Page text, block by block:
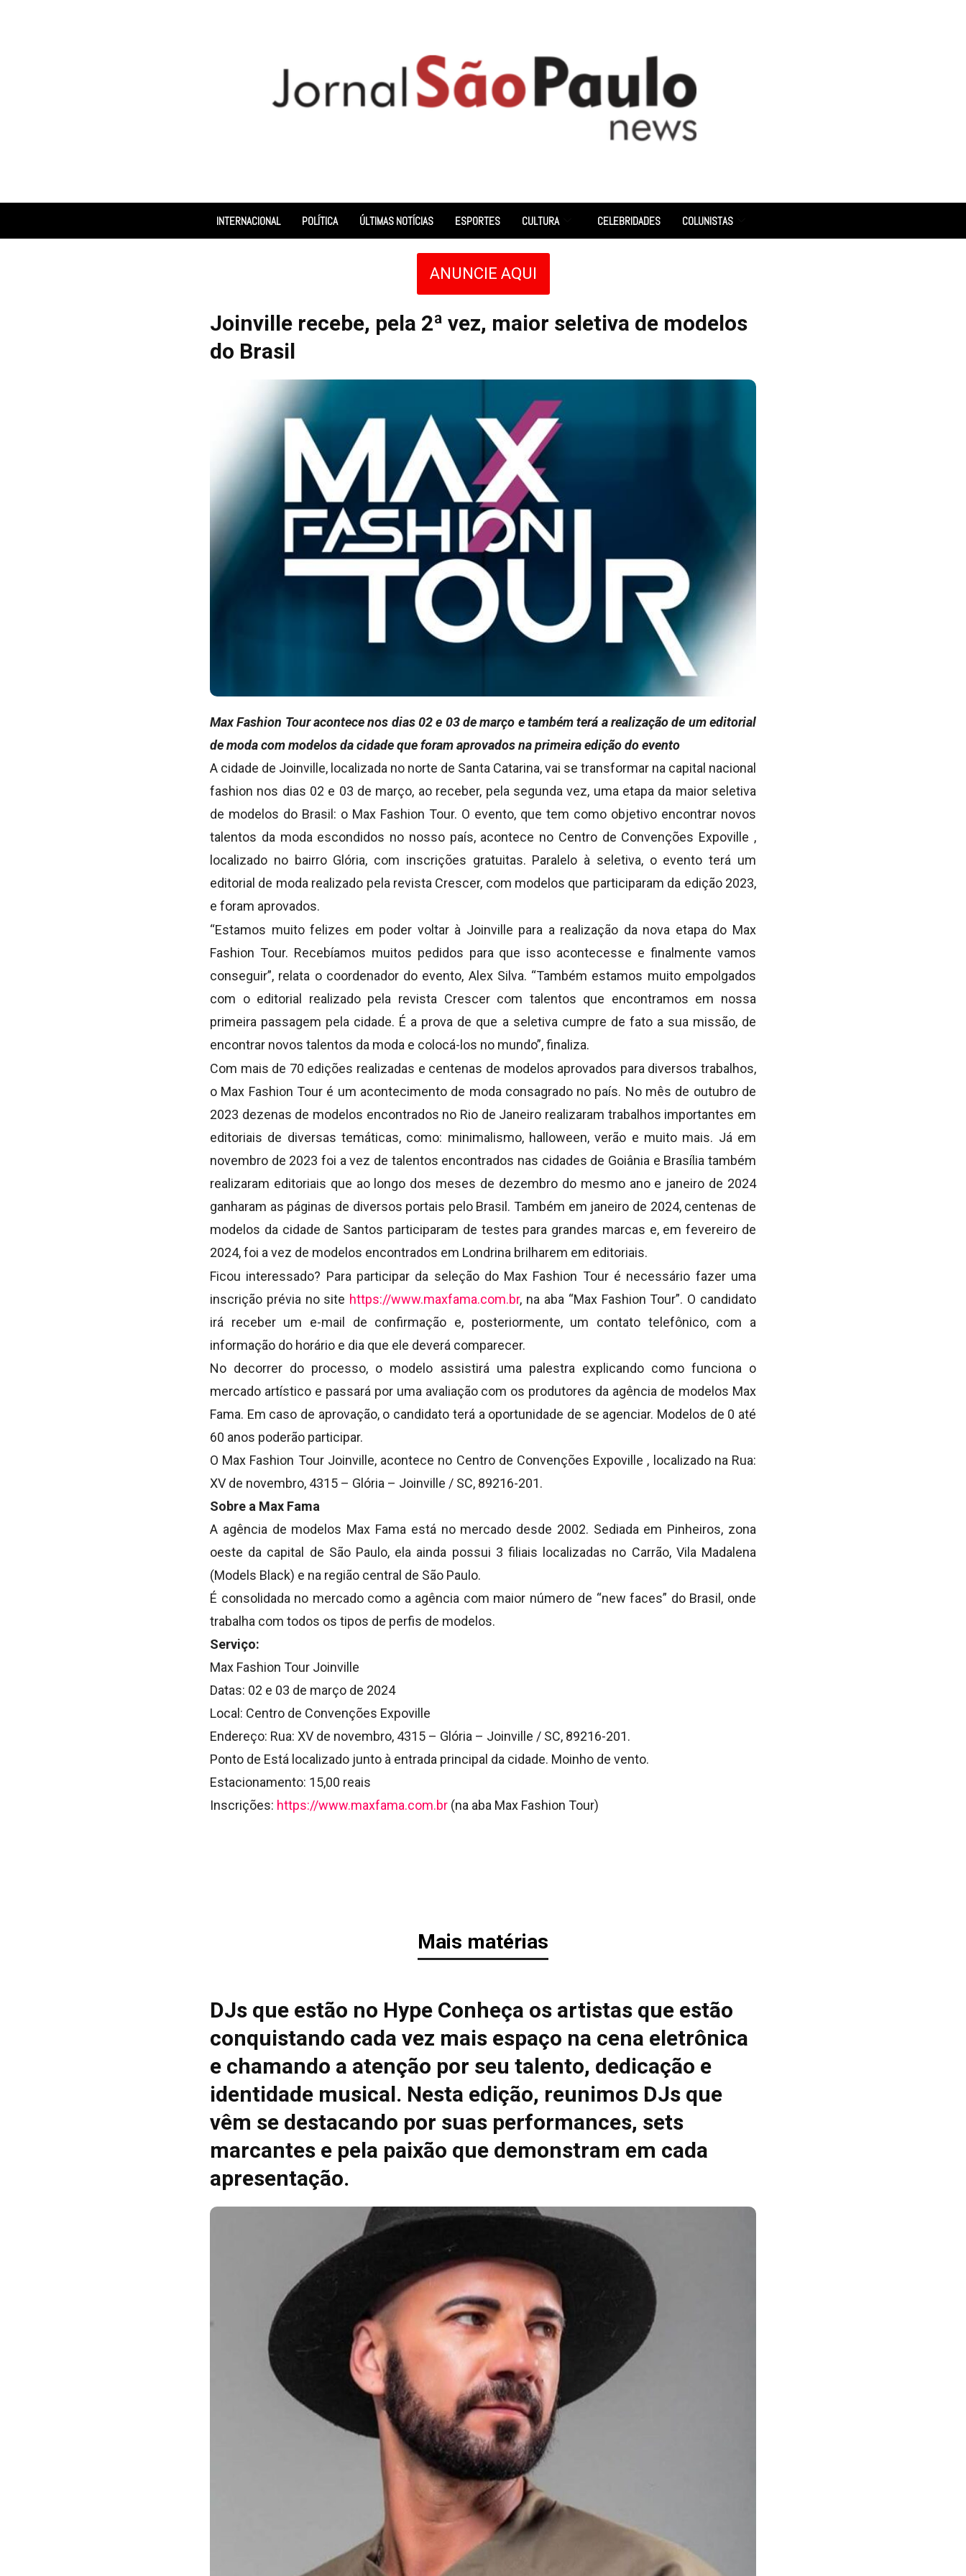
INTERNACIONAL POLÍTICA ÚLTIMAS NOTÍCIAS ESPORTES CULTURA CELEBRIDADES COLUNISTAS
ANUNCIE AQUI
Joinville recebe, pela 2ª vez, maior seletiva de modelos
do Brasil
Max Fashion Tour acontece nos dias 02 e 03 de março e também terá a realização de um editorial
de moda com modelos da cidade que foram aprovados na primeira edição do evento
A cidade de Joinville, localizada no norte de Santa Catarina, vai se transformar na capital nacional
fashion nos dias 02 e 03 de março, ao receber, pela segunda vez, uma etapa da maior seletiva
de modelos do Brasil: o Max Fashion Tour. O evento, que tem como objetivo encontrar novos
talentos da moda escondidos no nosso país, acontece no Centro de Convenções Expoville ,
localizado no bairro Glória, com inscrições gratuitas. Paralelo à seletiva, o evento terá um
editorial de moda realizado pela revista Crescer, com modelos que participaram da edição 2023,
e foram aprovados.
“Estamos muito felizes em poder voltar à Joinville para a realização da nova etapa do Max
Fashion Tour. Recebíamos muitos pedidos para que isso acontecesse e finalmente vamos
conseguir”, relata o coordenador do evento, Alex Silva. “Também estamos muito empolgados
com o editorial realizado pela revista Crescer com talentos que encontramos em nossa
primeira passagem pela cidade. É a prova de que a seletiva cumpre de fato a sua missão, de
encontrar novos talentos da moda e colocá-los no mundo”, finaliza.
Com mais de 70 edições realizadas e centenas de modelos aprovados para diversos trabalhos,
o Max Fashion Tour é um acontecimento de moda consagrado no país. No mês de outubro de
2023 dezenas de modelos encontrados no Rio de Janeiro realizaram trabalhos importantes em
editoriais de diversas temáticas, como: minimalismo, halloween, verão e muito mais. Já em
novembro de 2023 foi a vez de talentos encontrados nas cidades de Goiânia e Brasília também
realizaram editoriais que ao longo dos meses de dezembro do mesmo ano e janeiro de 2024
ganharam as páginas de diversos portais pelo Brasil. Também em janeiro de 2024, centenas de
modelos da cidade de Santos participaram de testes para grandes marcas e, em fevereiro de
2024, foi a vez de modelos encontrados em Londrina brilharem em editoriais.
Ficou interessado? Para participar da seleção do Max Fashion Tour é necessário fazer uma
inscrição prévia no site https://www.maxfama.com.br, na aba “Max Fashion Tour”. O candidato
irá receber um e-mail de confirmação e, posteriormente, um contato telefônico, com a
informação do horário e dia que ele deverá comparecer.
No decorrer do processo, o modelo assistirá uma palestra explicando como funciona o
mercado artístico e passará por uma avaliação com os produtores da agência de modelos Max
Fama. Em caso de aprovação, o candidato terá a oportunidade de se agenciar. Modelos de 0 até
60 anos poderão participar.
O Max Fashion Tour Joinville, acontece no Centro de Convenções Expoville , localizado na Rua:
XV de novembro, 4315 – Glória – Joinville / SC, 89216-201.
Sobre a Max Fama
A agência de modelos Max Fama está no mercado desde 2002. Sediada em Pinheiros, zona
oeste da capital de São Paulo, ela ainda possui 3 filiais localizadas no Carrão, Vila Madalena
(Models Black) e na região central de São Paulo.
É consolidada no mercado como a agência com maior número de “new faces” do Brasil, onde
trabalha com todos os tipos de perfis de modelos.
Serviço:
Max Fashion Tour Joinville
Datas: 02 e 03 de março de 2024
Local: Centro de Convenções Expoville
Endereço: Rua: XV de novembro, 4315 – Glória – Joinville / SC, 89216-201.
Ponto de Está localizado junto à entrada principal da cidade. Moinho de vento.
Estacionamento: 15,00 reais
Inscrições: https://www.maxfama.com.br (na aba Max Fashion Tour)
Mais matérias
DJs que estão no Hype Conheça os artistas que estão
conquistando cada vez mais espaço na cena eletrônica
e chamando a atenção por seu talento, dedicação e
identidade musical. Nesta edição, reunimos DJs que
vêm se destacando por suas performances, sets
marcantes e pela paixão que demonstram em cada
apresentação.